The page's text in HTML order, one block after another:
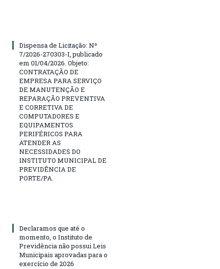
Dispensa de Licitação: Nº
7/2026-270303-I, publicado
em 01/04/2026. Objeto:
CONTRATAÇÃO DE
EMPRESA PARA SERVIÇO
DE MANUTENÇÃO E
REPARAÇÃO PREVENTIVA
E CORRETIVA DE
COMPUTADORES E
EQUIPAMENTOS
PERIFÉRICOS PARA
ATENDER AS
NECESSIDADES DO
INSTITUTO MUNICIPAL DE
PREVIDÊNCIA DE
PORTE/PA.
Declaramos que até o
momento, o Instituto de
Previdência não possui Leis
Municipais aprovadas para o
exercício de 2026